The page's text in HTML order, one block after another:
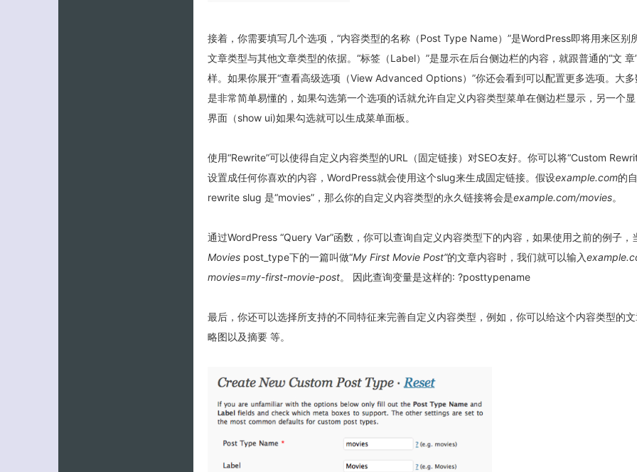
接着，你需要填写几个选项，“内容类型的名称（Post Type Name）”是WordPress即将用来区别
文章类型与其他文章类型的依据。“标签（Label）”是显示在后台侧边栏的内容，就跟普通的“文 章
样。如果你展开“查看高级选项（View Advanced Options）”你还会看到可以配置更多选项。大
是非常简单易懂的，如果勾选第一个选项的话就允许自定义内容类型菜单在侧边栏显示，另一个
界面（show ui)如果勾选就可以生成菜单面板。
使用“Rewrite”可以使得自定义内容类型的URL（固定链接）对SEO友好。你可以将“Custom
设置成任何你喜欢的内容，WordPress就会使用这个slug来生成固定链接。假设example.com的
rewrite slug 是“movies”，那么你的自定义内容类型的永久链接将会是example.com/movies。
通过WordPress “Query Var”函数，你可以查询自定义内容类型下的内容，如果使用之前的例子，
Movies post_type下的一篇叫做“My First Movie Post”的文章内容时，我们就可以输入
movies=my-first-movie-post。 因此查询变量是这样的: ?posttypename
最后，你还可以选择所支持的不同特征来完善自定义内容类型，例如，你可以给这个内容类型的
略图以及摘要 等。